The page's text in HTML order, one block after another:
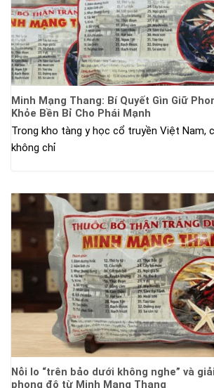
Minh Mạng Thang: Bí Quyết Gìn Giữ
Khỏe Bền Bỉ Cho Phái Mạnh
Trong kho tàng y học cổ truyền Việt Nam,
không chỉ
Nỗi lo “trên bảo dưới không nghe” và
phong độ từ Minh Mạng Thang